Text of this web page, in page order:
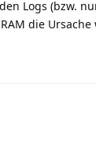
Logs (bzw.
die Ursache